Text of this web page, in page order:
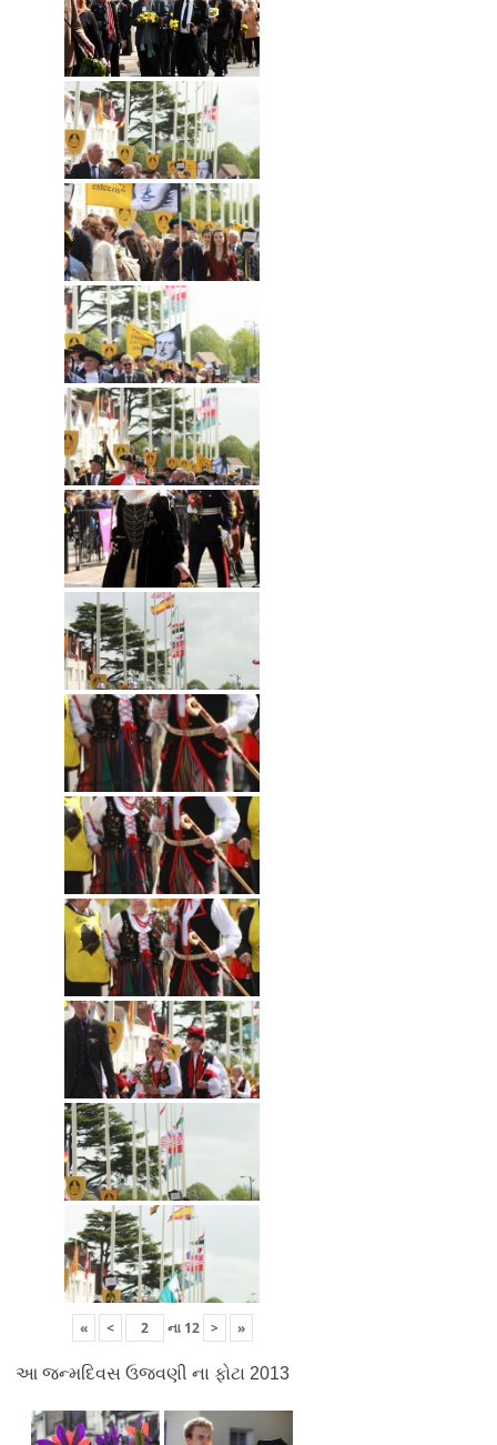
« < ના 12 > »
આ જન્મદિવસ ઉજવણી ના ફોટા 2013